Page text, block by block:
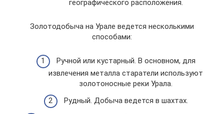
географического расположения.
Золотодобыча на Урале ведется несколькими
способами:
Ручной или кустарный. В основном, для
извлечения металла старатели используют
золотоносные реки Урала.
Рудный. Добыча ведется в шахтах.